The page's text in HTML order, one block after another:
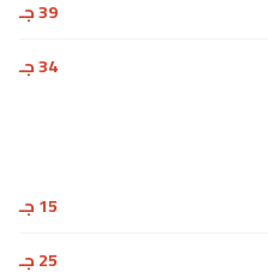
39 جـ
34 جـ
15 جـ
25 جـ